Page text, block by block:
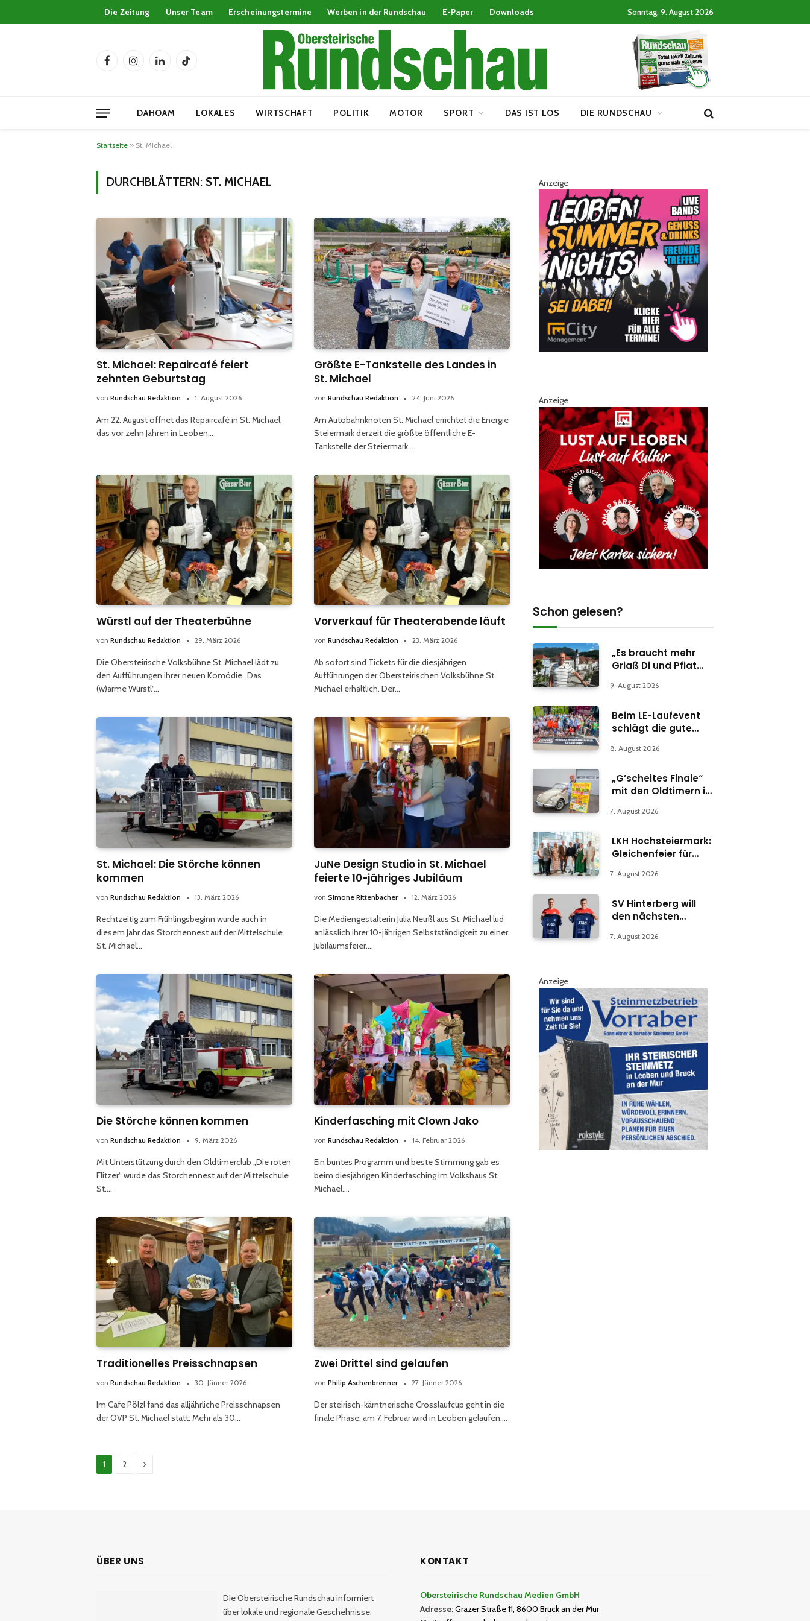
Die Zeitung Unser Team Erscheinungstermine Werben in der Rundschau E-Paper Downloads Sonntag, 9. August 2026
FacebookInstagramLinkedInTikTok
DAHOAM LOKALES WIRTSCHAFT POLITIK MOTOR SPORT DAS IST LOS DIE RUNDSCHAU
Startseite » St. Michael
DURCHBLÄTTERN: ST. MICHAEL
St. Michael: Repaircafé feiert
zehnten Geburtstag
von Rundschau Redaktion 1. August 2026
Am 22. August öffnet das Repaircafé in St. Michael,
das vor zehn Jahren in Leoben…
Größte E-Tankstelle des Landes in
St. Michael
von Rundschau Redaktion 24. Juni 2026
Am Autobahnknoten St. Michael errichtet die Energie
Steiermark derzeit die größte öffentliche E-
Tankstelle der Steiermark.…
Würstl auf der Theaterbühne
von Rundschau Redaktion 29. März 2026
Die Obersteirische Volksbühne St. Michael lädt zu
den Aufführungen ihrer neuen Komödie „Das
(w)arme Würstl“…
Vorverkauf für Theaterabende läuft
von Rundschau Redaktion 23. März 2026
Ab sofort sind Tickets für die diesjährigen
Aufführungen der Obersteirischen Volksbühne St.
Michael erhältlich. Der…
St. Michael: Die Störche können
kommen
von Rundschau Redaktion 13. März 2026
Rechtzeitig zum Frühlingsbeginn wurde auch in
diesem Jahr das Storchennest auf der Mittelschule
St. Michael…
JuNe Design Studio in St. Michael
feierte 10-jähriges Jubiläum
von Simone Rittenbacher 12. März 2026
Die Mediengestalterin Julia Neußl aus St. Michael lud
anlässlich ihrer 10-jährigen Selbstständigkeit zu einer
Jubiläumsfeier.…
Die Störche können kommen
von Rundschau Redaktion 9. März 2026
Mit Unterstützung durch den Oldtimerclub „Die roten
Flitzer“ wurde das Storchennest auf der Mittelschule
St.…
Kinderfasching mit Clown Jako
von Rundschau Redaktion 14. Februar 2026
Ein buntes Programm und beste Stimmung gab es
beim diesjährigen Kinderfasching im Volkshaus St.
Michael.…
Traditionelles Preisschnapsen
von Rundschau Redaktion 30. Jänner 2026
Im Cafe Pölzl fand das alljährliche Preisschnapsen
der ÖVP St. Michael statt. Mehr als 30…
Zwei Drittel sind gelaufen
von Philip Aschenbrenner 27. Jänner 2026
Der steirisch-kärntnerische Crosslaufcup geht in die
finale Phase, am 7. Februar wird in Leoben gelaufen.…
1 2 Weiter
Anzeige
Anzeige
Schon gelesen?
„Es braucht mehr
Griaß Di und Pfiat
9. August 2026
Beim LE-Laufevent
schlägt die gute
8. August 2026
„G’scheites Finale“
mit den Oldtimern in
7. August 2026
LKH Hochsteiermark:
Gleichenfeier für
Abteilung in Bruck
7. August 2026
SV Hinterberg will
den nächsten
7. August 2026
Anzeige
ÜBER UNS
Die Obersteirische Rundschau informiert
über lokale und regionale Geschehnisse.
KONTAKT
Obersteirische Rundschau Medien GmbH
Adresse:Grazer Straße 11, 8600 Bruck an der Mur